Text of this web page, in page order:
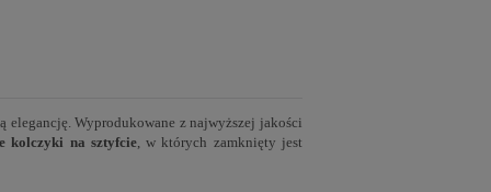
Wyprodukowane z najwyższej jakości
kolczyki na sztyfcie, w których zamknięty jest